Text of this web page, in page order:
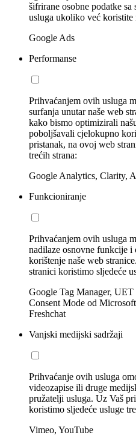
šifrirane osobne podatke
usluga ukoliko već koristite
Google Ads
Performanse
Prihvaćanjem ovih usluga
surfanja unutar naše web
kako bismo optimizirali
poboljšavali cjelokupno
pristanak, na ovoj web
trećih strana:
Google Analytics, Clarity,
Funkcioniranje
Prihvaćanjem ovih usluga
nadilaze osnovne funkcije
korištenje naše web
stranici koristimo sljedeće
Google Tag Manager,
Consent Mode od
Freshchat
Vanjski medijski sadržaji
Prihvaćanje ovih usluga
videozapise ili druge
pružatelji usluga. Uz Vaš
koristimo sljedeće usluge
Vimeo, YouTube